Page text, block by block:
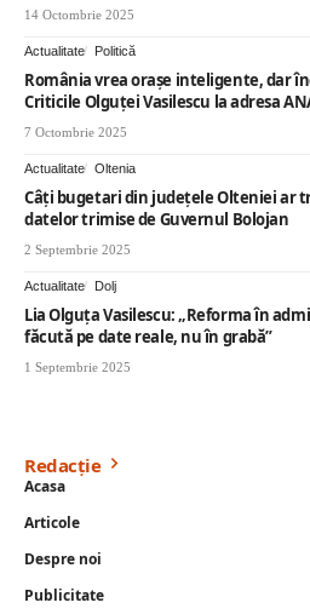
14 Octombrie 2025
Actualitate Politică
România vrea orașe inteligente, dar
Criticile Olguței Vasilescu la adresa
7 Octombrie 2025
Actualitate Oltenia
Câţi bugetari din judeţele Olteniei ar
datelor trimise de Guvernul Bolojan
2 Septembrie 2025
Actualitate Dolj
Lia Olguța Vasilescu: „Reforma în
făcută pe date reale, nu în grabă”
1 Septembrie 2025
Redacție
Acasa
Articole
Despre noi
Publicitate